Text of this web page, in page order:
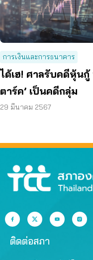
การเงินและการธนาคาร
ได้เฮ! ศาลรับคดีหุ้นกู้
ตาร์ค’ เป็นคดีกลุ่ม
29 มีนาคม 2567
ติดต่อสภา